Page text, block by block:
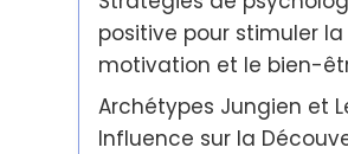
positive pour stimuler la
motivation et le bien-
Archétypes Jungien et
Influence sur la